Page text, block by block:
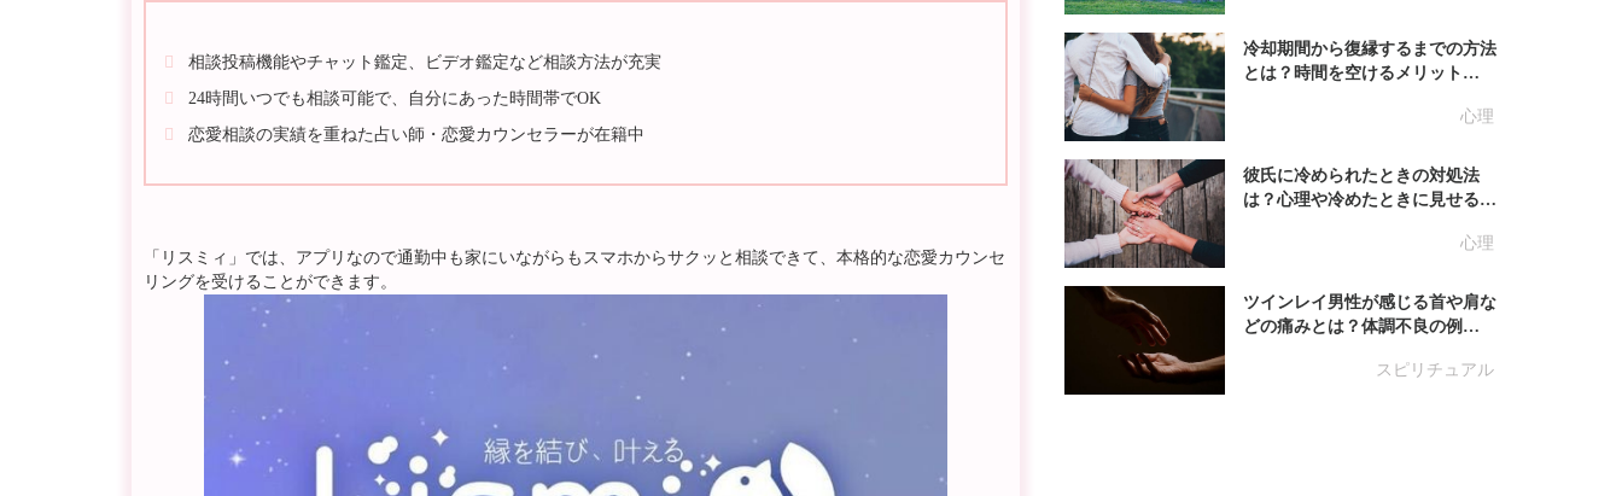
相談投稿機能やチャット鑑定、ビデオ鑑定など相談方法が充実
24時間いつでも相談可能で、自分にあった時間帯でOK
恋愛相談の実績を重ねた占い師・恋愛カウンセラーが在籍中
「リスミィ」では、アプリなので通勤中も家にいながらもスマホからサクッと相談できて、本格的な恋愛カウンセ
リングを受けることができます。
心理
冷却期間から復縁するまでの方法
とは？時間を空けるメリット…
心理
彼氏に冷められたときの対処法
は？心理や冷めたときに見せる…
スピリチュアル
ツインレイ男性が感じる首や肩な
どの痛みとは？体調不良の例…